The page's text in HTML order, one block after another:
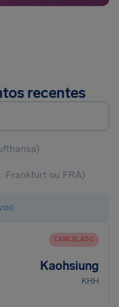
recentes
CANCELADO
Kaohsiung
KHH